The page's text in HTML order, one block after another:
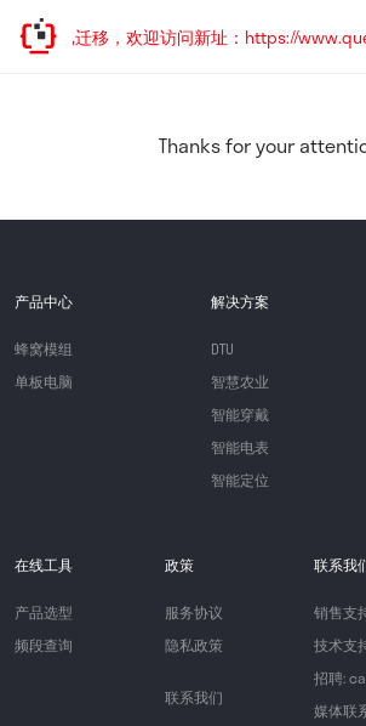
地址已迁移，欢迎访问新址：https://
Thanks for your
产品中心
蜂窝模组
单板电脑
解决方案
DTU
智慧农业
智能穿戴
智能电表
智能定位
在线工具
产品选型
频段查询
政策
服务协议
隐私政策
联系我们
联系我
销售支
技术支
招聘:
媒体联